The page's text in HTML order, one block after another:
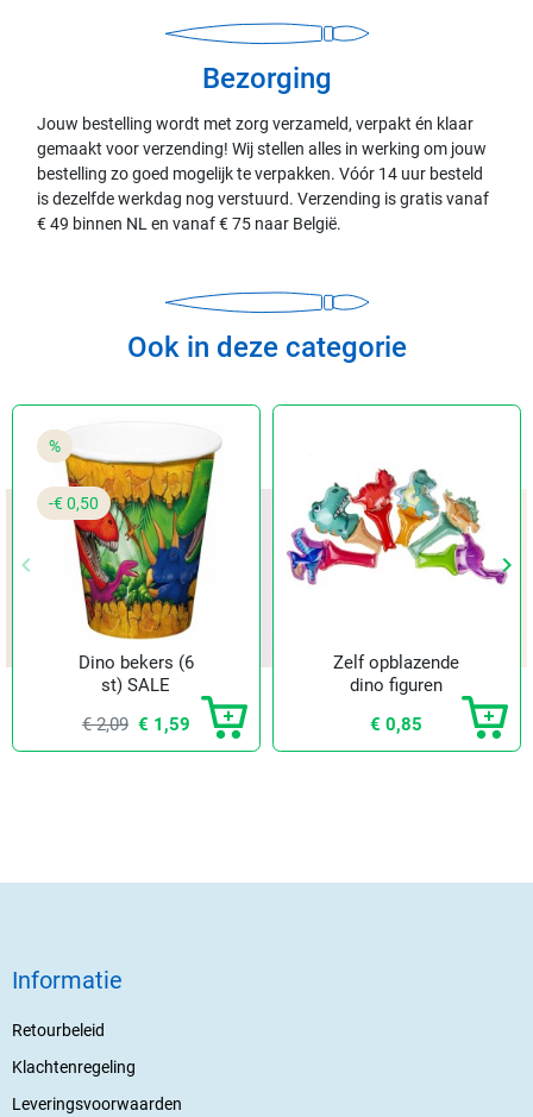
Bezorging
Jouw bestelling wordt met zorg verzameld, verpakt én klaar
gemaakt voor verzending! Wij stellen alles in werking om jouw
bestelling zo goed mogelijk te verpakken. Vóór 14 uur besteld
is dezelfde werkdag nog verstuurd. Verzending is gratis vanaf
€ 49 binnen NL en vanaf € 75 naar België.
Ook in deze categorie
Vorige
keyboard_arrow_left keyboard_arrow_right
%
-€ 0,50
Dino bekers (6
st) SALE
€ 2,09 € 1,59
Zelf opblazende
dino figuren
€ 0,85
Informatie
Retourbeleid
Klachtenregeling
Leveringsvoorwaarden